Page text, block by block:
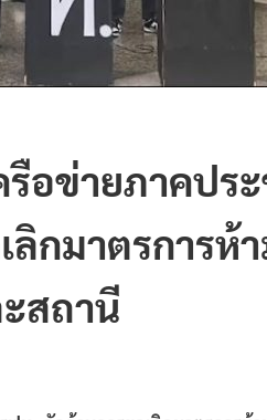
รือข่ายภาคปร
กมาตรการห้
สถานี
ท. คัดค้านการยกเลิกมาตรการห้า